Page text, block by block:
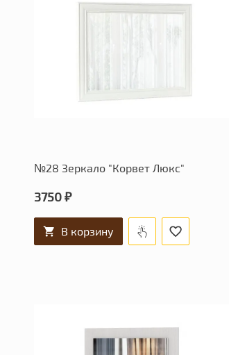
№28 Зеркало "Корвет Люкс"
3750 ₽
В корзину